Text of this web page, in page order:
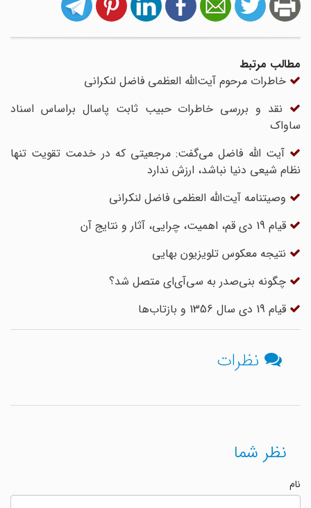
مطالب مرتبط
خاطرات مرحوم آیت‌الله العظمی فاضل لنکرانی
نقد و بررسی خاطرات حبیب ثابت پاسال براساس اسناد
ساواک
آیت الله فاضل می‌گفت: مرجعیتی که در خدمت تقویت تنها
نظام شیعی دنیا نباشد، ارزش ندارد
وصیتنامه آیت‌الله العظمی فاضل لنکرانی
قیام 19 دی قم، اهمیت، چرایی، آثار و نتایج آن
نتیجه معکوس تلویزیون بهایی
چگونه بنی‌صدر به سی‌آی‌ای متصل شد؟
قیام 19 دی سال 1356 و بازتاب‌ها
نظرات
نظر شما